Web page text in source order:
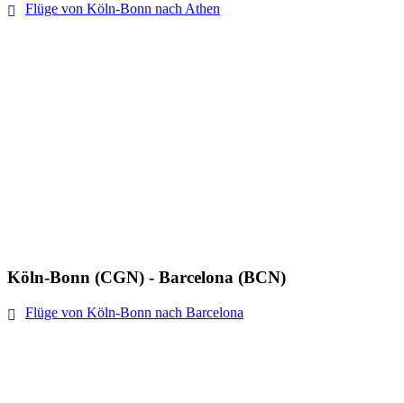
Flüge von Köln-Bonn nach Athen
Köln-Bonn (CGN) - Barcelona (BCN)
Flüge von Köln-Bonn nach Barcelona